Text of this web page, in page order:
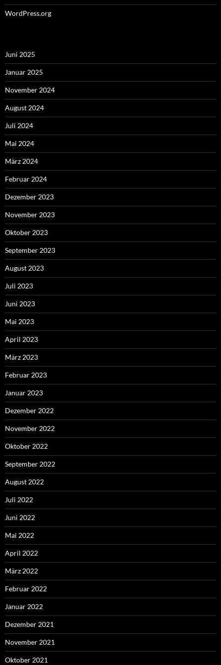
WordPress.org
Juni 2025
Januar 2025
November 2024
August 2024
Juli 2024
Mai 2024
März 2024
Februar 2024
Dezember 2023
November 2023
Oktober 2023
September 2023
August 2023
Juli 2023
Juni 2023
Mai 2023
April 2023
März 2023
Februar 2023
Januar 2023
Dezember 2022
November 2022
Oktober 2022
September 2022
August 2022
Juli 2022
Juni 2022
Mai 2022
April 2022
März 2022
Februar 2022
Januar 2022
Dezember 2021
November 2021
Oktober 2021